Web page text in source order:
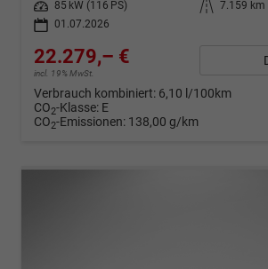
Leistung
85 kW (116 PS) Kilometerstand
7.159 km
01.07.2026
22.279,– €
incl. 19% MwSt.
Verbrauch kombiniert: 6,10 l/100km
CO2-Klasse: E
CO2-Emissionen: 138,00 g/km